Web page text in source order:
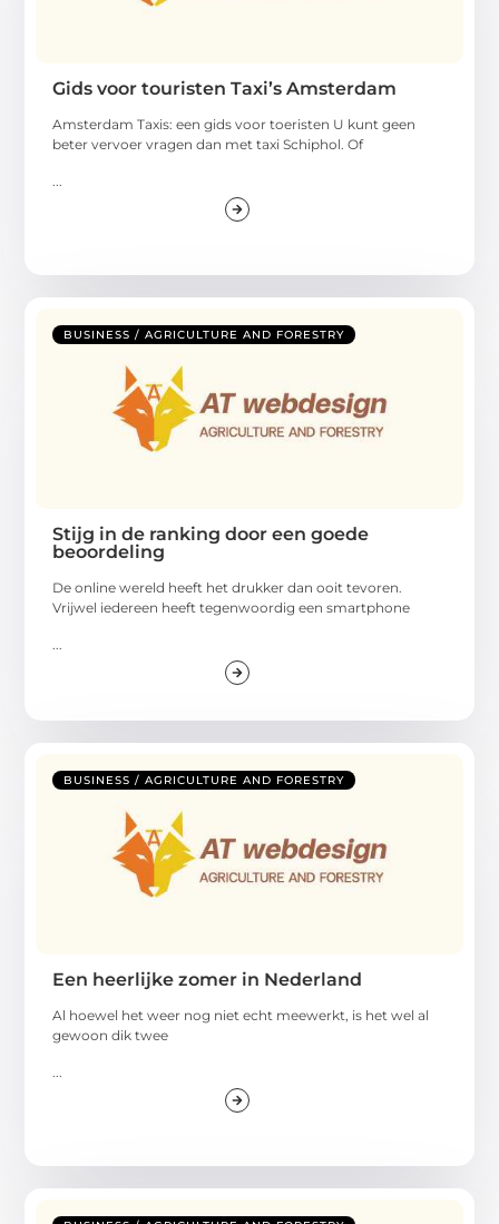
Gids voor touristen Taxi’s Amsterdam
Amsterdam Taxis: een gids voor toeristen U kunt geen
beter vervoer vragen dan met taxi Schiphol. Of
BUSINESS / AGRICULTURE AND FORESTRY
Stijg in de ranking door een goede
beoordeling
De online wereld heeft het drukker dan ooit tevoren.
Vrijwel iedereen heeft tegenwoordig een smartphone
BUSINESS / AGRICULTURE AND FORESTRY
Een heerlijke zomer in Nederland
Al hoewel het weer nog niet echt meewerkt, is het wel al
gewoon dik twee